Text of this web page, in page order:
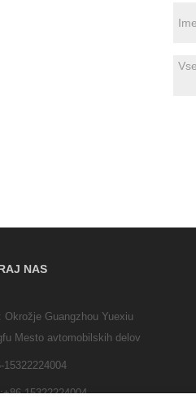
NAS
Okrožje Guangzhou Yuexiu
Mesto avtomobilskih delov
15322224004
+86-15322224004